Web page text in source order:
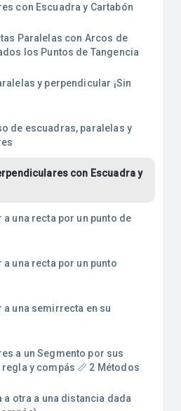
con Escuadra y Cartabón
Paralelas con Arcos de
los Puntos de Tangencia
y perpendicular ¡Sin
de escuadras, paralelas y
con Escuadra y
una recta por un punto de
una recta por un punto
una semirrecta en su
a un Segmento por sus
y compás 📏 2 Métodos
a otra a una distancia dada